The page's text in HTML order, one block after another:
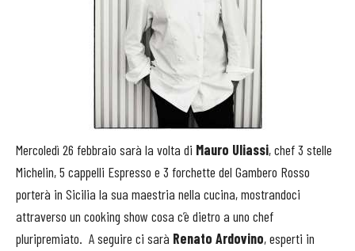
Mercoledì 26 febbraio sarà la volta di Mauro Uliassi, chef 3 stelle
Michelin, 5 cappelli Espresso e 3 forchette del Gambero Rosso
porterà in Sicilia la sua maestria nella cucina, mostrandoci
attraverso un cooking show cosa c’è dietro a uno chef
pluripremiato. A seguire ci sarà Renato Ardovino, esperti in